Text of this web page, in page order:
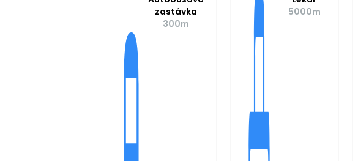
zastávka
300m
5000m